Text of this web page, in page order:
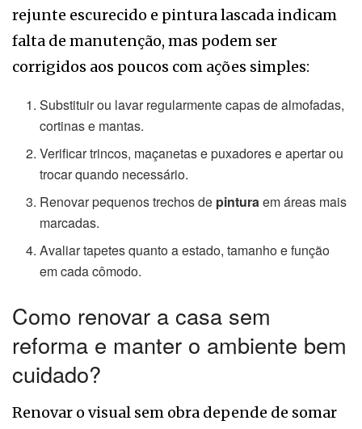
rejunte escurecido e pintura lascada indicam
falta de manutenção, mas podem ser
corrigidos aos poucos com ações simples:
Substituir ou lavar regularmente capas de almofadas,
cortinas e mantas.
Verificar trincos, maçanetas e puxadores e apertar ou
trocar quando necessário.
Renovar pequenos trechos de pinturaem áreas mais
marcadas.
Avaliar tapetes quanto a estado, tamanho e função
em cada cômodo.
Como renovar a casa sem
reforma e manter o ambiente bem
cuidado?
Renovar o visual sem obra depende de somar